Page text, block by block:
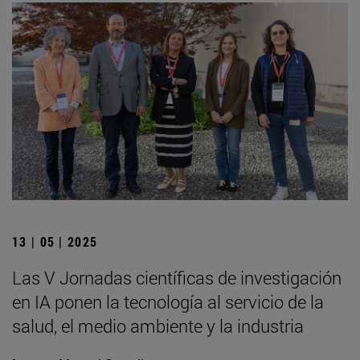
13 | 05 | 2025
Las V Jornadas científicas de investigación
en IA ponen la tecnología al servicio de la
salud, el medio ambiente y la industria